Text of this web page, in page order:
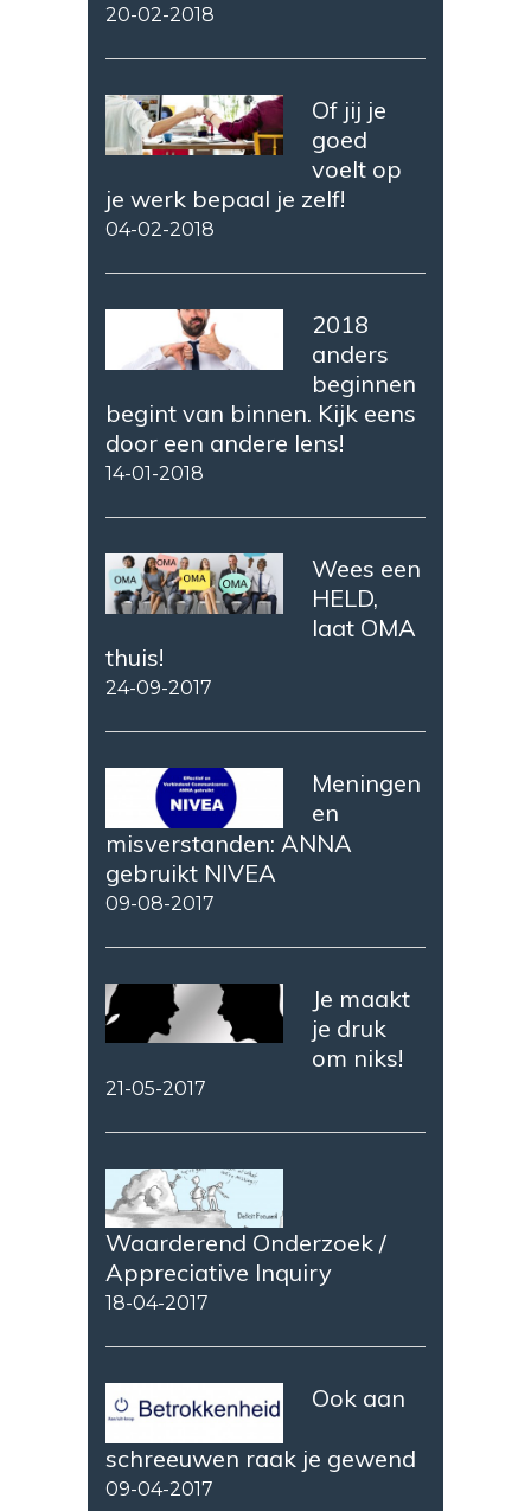
20-02-2018
Of jij je
goed
voelt op
je werk bepaal je zelf!
04-02-2018
2018
anders
beginnen
begint van binnen. Kijk eens
door een andere lens!
14-01-2018
Wees een
HELD,
laat OMA
thuis!
24-09-2017
Meningen
en
misverstanden: ANNA
gebruikt NIVEA
09-08-2017
Je maakt
je druk
om niks!
21-05-2017
Waarderend Onderzoek /
Appreciative Inquiry
18-04-2017
Ook aan
schreeuwen raak je gewend
09-04-2017